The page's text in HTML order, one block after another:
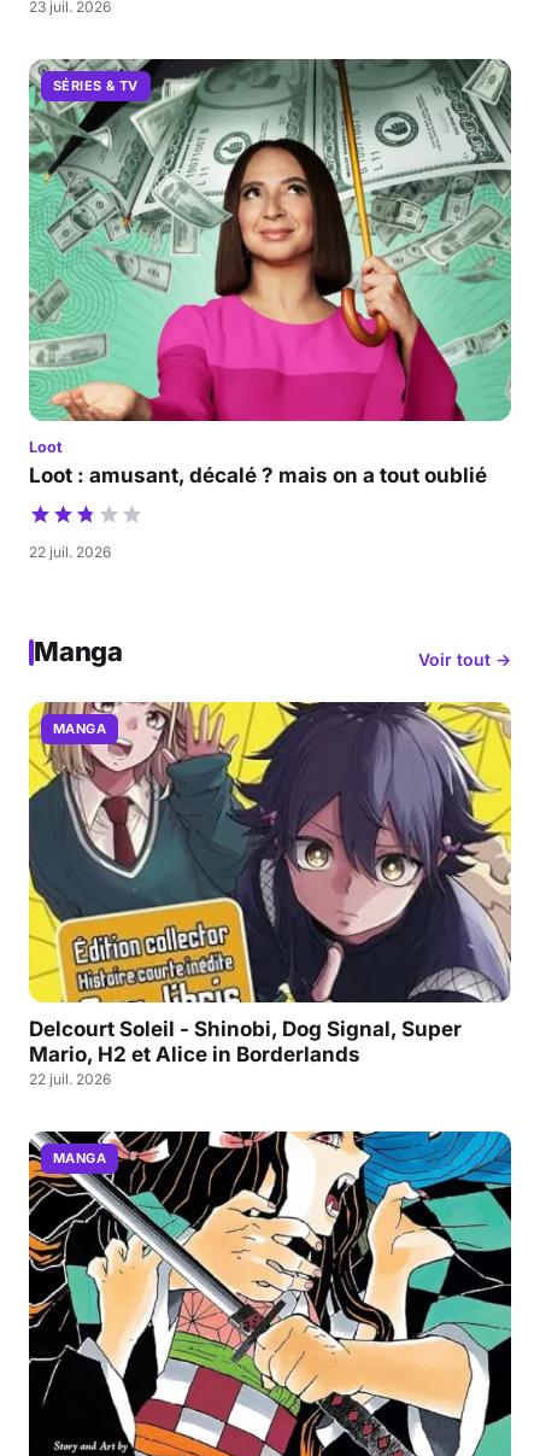
23 juil. 2026
SÉRIES & TV
Loot
Loot : amusant, décalé ? mais on a tout oublié
22 juil. 2026
Manga Voir tout →
MANGA
Delcourt Soleil - Shinobi, Dog Signal, Super
Mario, H2 et Alice in Borderlands
22 juil. 2026
MANGA